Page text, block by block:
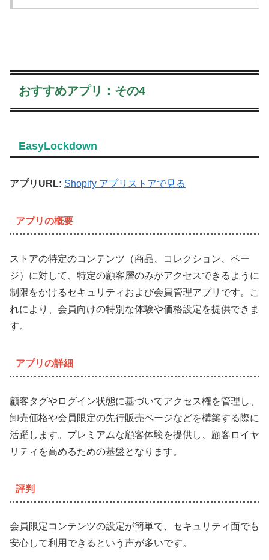
おすすめアプリ：その4
EasyLockdown
アプリURL: Shopify アプリストアで見る
アプリの概要
ストアの特定のコンテンツ（商品、コレクション、ペー
ジ）に対して、特定の顧客層のみがアクセスできるように
制限をかけるセキュリティおよび会員管理アプリです。こ
れにより、会員向けの特別な体験や価格設定を提供できま
す。
アプリの詳細
顧客タグやログイン状態に基づいてアクセス権を管理し、
卸売価格や会員限定の先行販売ページなどを構築する際に
活躍します。プレミアムな顧客体験を提供し、顧客ロイヤ
リティを高めるための基盤となります。
評判
会員限定コンテンツの設定が簡単で、セキュリティ面でも
安心して利用できるという声が多いです。